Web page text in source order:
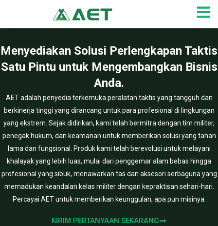
konten
Menyediakan Solusi Perlengkapan Taktis
Satu Pintu untuk Mengembangkan Bisnis
Anda.
AET adalah penyedia terkemuka peralatan taktis yang tangguh dan
berkinerja tinggi yang dirancang untuk para profesional di lingkungan
yang ekstrem. Sejak didirikan, kami telah bermitra dengan tim militer,
penegak hukum, dan keamanan untuk memberikan solusi yang tahan
lama dan fungsional. Produk kami telah berevolusi untuk melayani
khalayak yang lebih luas, mulai dari penggemar alam bebas hingga
profesional yang sibuk, menawarkan tas dan aksesori serbaguna yang
memadukan keandalan kelas militer dengan kepraktisan sehari-hari.
Percayai AET untuk memberikan keunggulan, apa pun misinya.
KIRIM PERTANYAAN SEKARANG